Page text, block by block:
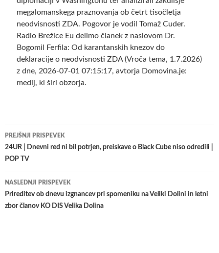
megalomanskega praznovanja ob četrt tisočletja
neodvisnosti ZDA. Pogovor je vodil Tomaž Cuder.
Radio Brežice Eu delimo članek z naslovom Dr.
Bogomil Ferfila: Od karantanskih knezov do
deklaracije o neodvisnosti ZDA (Vroča tema, 1.7.2026)
z dne, 2026-07-01 07:15:17, avtorja Domovina.je:
medij, ki širi obzorja.
Krmarjenje
po
PREJŠNJI PRISPEVEK
24UR | Dnevni red ni bil potrjen, preiskave o Black Cube niso odredili |
POP TV
NASLEDNJI PRISPEVEK
Prireditev ob dnevu izgnancev pri spomeniku na Veliki Dolini in letni
zbor članov KO DIS Velika Dolina